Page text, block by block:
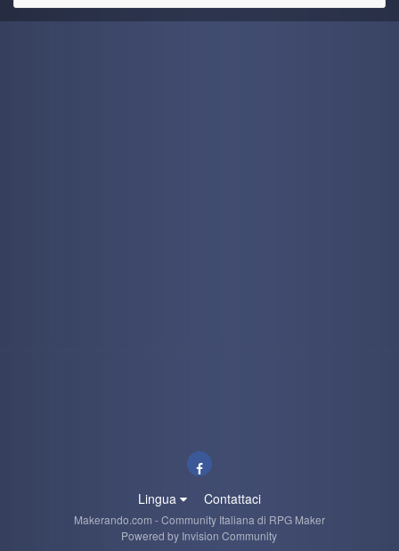
Lingua Contattaci
Makerando.com - Community Italiana di RPG Maker
Powered by Invision Community